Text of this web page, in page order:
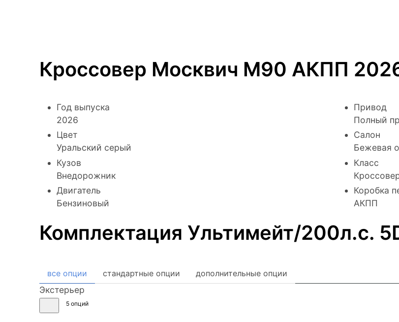
Кроссовер Москвич M90 АКПП
Год выпуска
2026
Цвет
Уральский серый
Кузов
Внедорожник
Двигатель
Бензиновый
Привод
Полный
Салон
Бежевая
Класс
Коробка
АКПП
Комплектация Ультимейт/200л.с.
все опции стандартные опции дополнительные опции
Экстерьер
5 опций